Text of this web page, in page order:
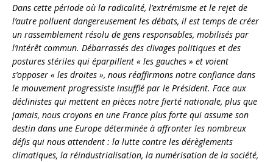
Dans cette période où la radicalité, l’extrémisme et le rejet de
l’autre polluent dangereusement les débats, il est temps de créer
un rassemblement résolu de gens responsables, mobilisés par
l’intérêt commun. Débarrassés des clivages politiques et des
postures stériles qui éparpillent « les gauches » et voient
s’opposer « les droites », nous réaffirmons notre confiance dans
le mouvement progressiste insufflé par le Président. Face aux
déclinistes qui mettent en pièces notre fierté nationale, plus que
jamais, nous croyons en une France plus forte qui assume son
destin dans une Europe déterminée à affronter les nombreux
défis qui nous attendent : la lutte contre les dérèglements
climatiques, la réindustrialisation, la numérisation de la société,